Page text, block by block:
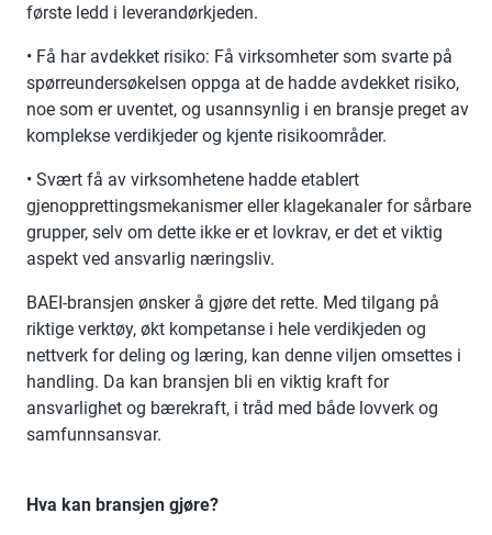
første ledd i leverandørkjeden.
• Få har avdekket risiko: Få virksomheter som svarte på
spørreundersøkelsen oppga at de hadde avdekket risiko,
noe som er uventet, og usannsynlig i en bransje preget av
komplekse verdikjeder og kjente risikoområder.
• Svært få av virksomhetene hadde etablert
gjenopprettingsmekanismer eller klagekanaler for sårbare
grupper, selv om dette ikke er et lovkrav, er det et viktig
aspekt ved ansvarlig næringsliv.
BAEI-bransjen ønsker å gjøre det rette. Med tilgang på
riktige verktøy, økt kompetanse i hele verdikjeden og
nettverk for deling og læring, kan denne viljen omsettes i
handling. Da kan bransjen bli en viktig kraft for
ansvarlighet og bærekraft, i tråd med både lovverk og
samfunnsansvar.
Hva kan bransjen gjøre?